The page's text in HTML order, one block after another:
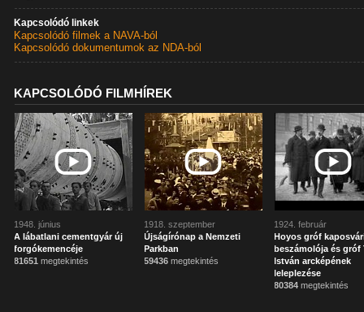
Kapcsolódó linkek
Kapcsolódó filmek a NAVA-ból
Kapcsolódó dokumentumok az NDA-ból
KAPCSOLÓDÓ FILMHÍREK
1948. június
A lábatlani cementgyár új
forgókemencéje
81651 megtekintés
1918. szeptember
Újságírónap a Nemzeti
Parkban
59436 megtekintés
1924. február
Hoyos gróf
beszámolója és gróf
István arcképének
leleplezése
80384 megtekintés